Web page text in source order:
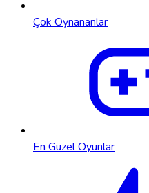
Çok Oynananlar
En Güzel Oyunlar